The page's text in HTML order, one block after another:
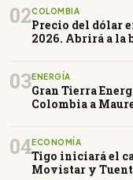
02COLOMBIA
Precio del dólar
2026. Abrirá a la
03ENERGÍA
Gran Tierra
Colombia a
04ECONOMÍA
Tigo iniciará el
Movistar y